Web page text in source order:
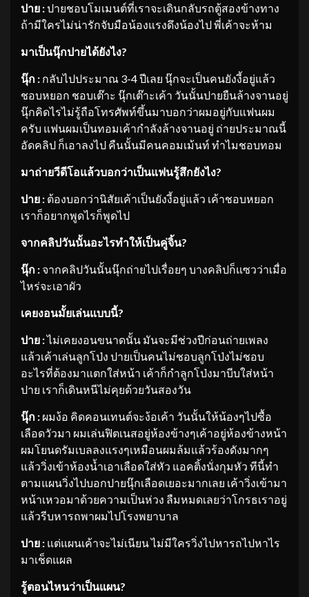
ปาย :ปายชอบโมเมนต์ที่เราจะเดินกลับรถตู้สองข้างทาง
ถ้ามีใครไม่น่ารักจับมือน้องแรงดึงน้องไป พี่เค้าจะห้าม
มาเป็นนุ๊กปายได้ยังไง?
นุ๊ก : กลับไปประมาณ 3-4 ปีเลย นุ๊กจะเป็นคนยังงี้อยู่แล้ว
ชอบหยอก ชอบเต๊าะ นุ๊กเต๊าะเค้า วันนั้นปายยืนล้างจานอยู่
นุ๊กคิดไรไม่รู้ถือโทรศัพท์ขึ้นมาบอกว่าผมอยู่กับแฟนผม
ครับ แฟนผมเป็นทอมเค้ากำลังล้างจานอยู่ ถ่ายประมาณนี้
อัดคลิป ก็เอาลงไป คืนนั้นมีคนคอมเม้นท์ ทำไมชอบทอม
มาถ่ายวีดีโอแล้วบอกว่าเป็นแฟนรู้สึกยังไง?
ปาย : ต้องบอกว่านิสัยเค้าเป็นยังงี้อยู่แล้ว เค้าชอบหยอก
เราก็อยากพูดไรก็พูดไป
จากคลิปวันนั้นอะไรทำให้เป็นคู่จิ้น?
นุ๊ก : จากคลิปวันนั้นนุ๊กถ่ายไปเรื่อยๆ บางคลิปก็แซวว่าเมื่อ
ไหร่จะเอาผัว
เคยงอนมั้ยเล่นแบบนี้?
ปาย :ไม่เคยงอนขนาดนั้น มันจะมีช่วงปีก่อนถ่ายเพลง
แล้วเค้าเล่นลูกโป่ง ปายเป็นคนไม่ชอบลูกโป่งไม่ชอบ
อะไรที่ต้องมาแตกใส่หน้า เค้าก็กำลูกโป่งมาบีบใส่หน้า
ปาย เราก็เดินหนีไม่คุยด้วยวันสองวัน
นุ๊ก : ผมง้อ คิดคอนเทนต์จะง้อเค้า วันนั้นให้น้องๆไปซื้อ
เลือดวัวมา ผมเล่นฟิตเนสอยู่ห้องข้างๆเค้าอยู่ห้องข้างหน้า
ผมโยนดรัมเบลลงแรงๆเหมือนผมล้มแล้วร้องดังมากๆ
แล้ววิ่งเข้าห้องน้ำเอาเลือดใส่หัว แอคติ้งนั่งกุมหัว ทีนี้ทำ
ตามแผนวิ่งไปบอกปายนุ๊กเลือดเยอะมากเลย เค้าวิ่งเข้ามา
หน้าเหวอมาด้วยความเป็นห่วง ลืมหมดเลยว่าโกรธเราอยู่
แล้วรีบหารถพาผมไปโรงพยาบาล
ปาย : แต่แผนเค้าจะไม่เนียน ไม่มีใครวิ่งไปหารถไปหาไร
มาเช็ดแผล
รู้ตอนไหนว่าเป็นแผน?